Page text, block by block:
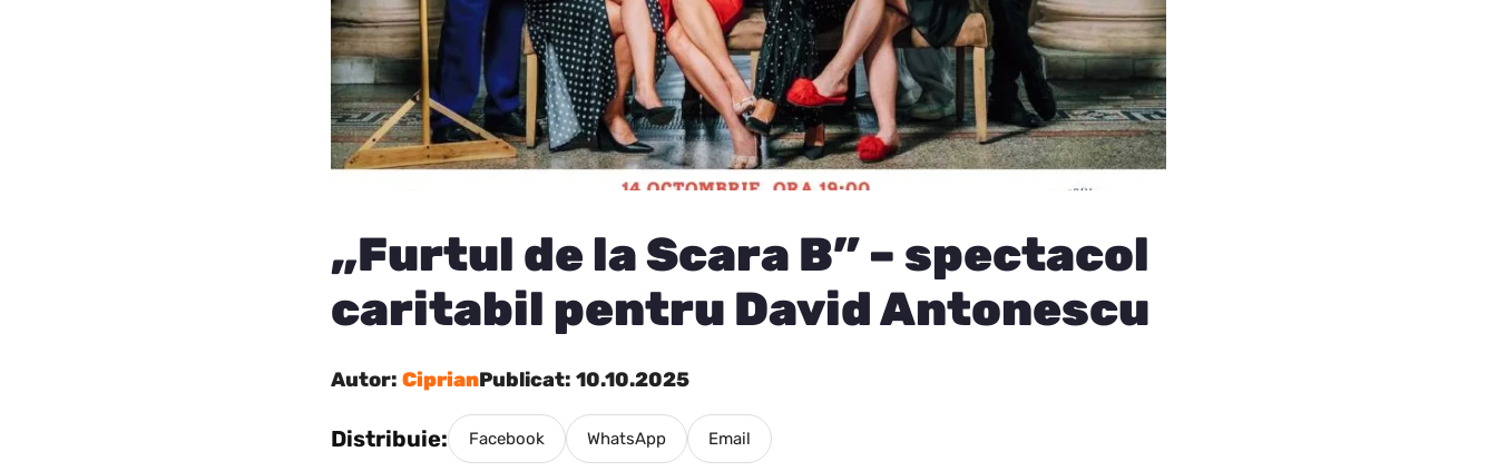
„Furtul de la Scara B” – spectacol
caritabil pentru David Antonescu
Autor: CiprianPublicat: 10.10.2025
Distribuie: Facebook WhatsApp Email